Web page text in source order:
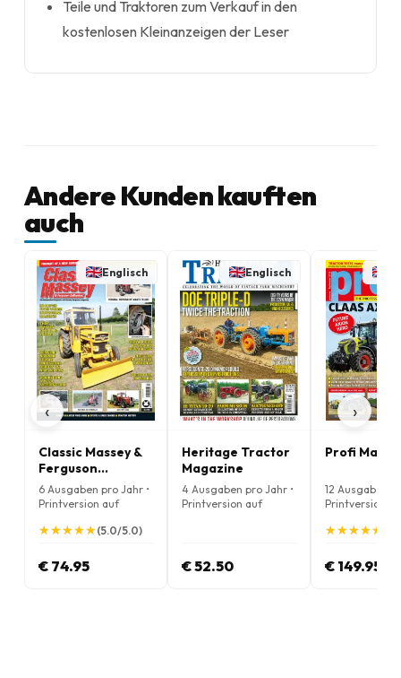
Teile und Traktoren zum Verkauf in den
kostenlosen Kleinanzeigen der Leser
Andere Kunden kauften
auch
‹
Englisch
Classic Massey &
Ferguson
Enthusiast
Magazine
6 Ausgaben pro Jahr •
Printversion auf
★
★★
★★
★★
★★
★(5.0/5.0)
€ 74.95
Englisch
Heritage Tractor
Magazine
4 Ausgaben pro Jahr •
Printversion auf
€ 52.50
Profi
12 Ausgaben
Printversion
★
★★
★★
★★
★★
★
€ 149.95
›